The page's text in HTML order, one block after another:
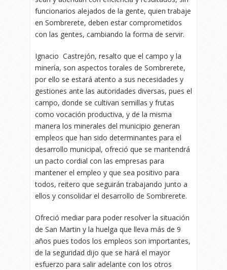
funcionarios alejados de la gente, quien trabaje
en Sombrerete, deben estar comprometidos
con las gentes, cambiando la forma de servir.
Ignacio Castrejón, resalto que el campo y la
minería, son aspectos torales de Sombrerete,
por ello se estará atento a sus necesidades y
gestiones ante las autoridades diversas, pues el
campo, donde se cultivan semillas y frutas
como vocación productiva, y de la misma
manera los minerales del municipio generan
empleos que han sido determinantes para el
desarrollo municipal, ofreció que se mantendrá
un pacto cordial con las empresas para
mantener el empleo y que sea positivo para
todos, reitero que seguirán trabajando junto a
ellos y consolidar el desarrollo de Sombrerete.
Ofreció mediar para poder resolver la situación
de San Martin y la huelga que lleva más de 9
años pues todos los empleos son importantes,
de la seguridad dijo que se hará el mayor
esfuerzo para salir adelante con los otros